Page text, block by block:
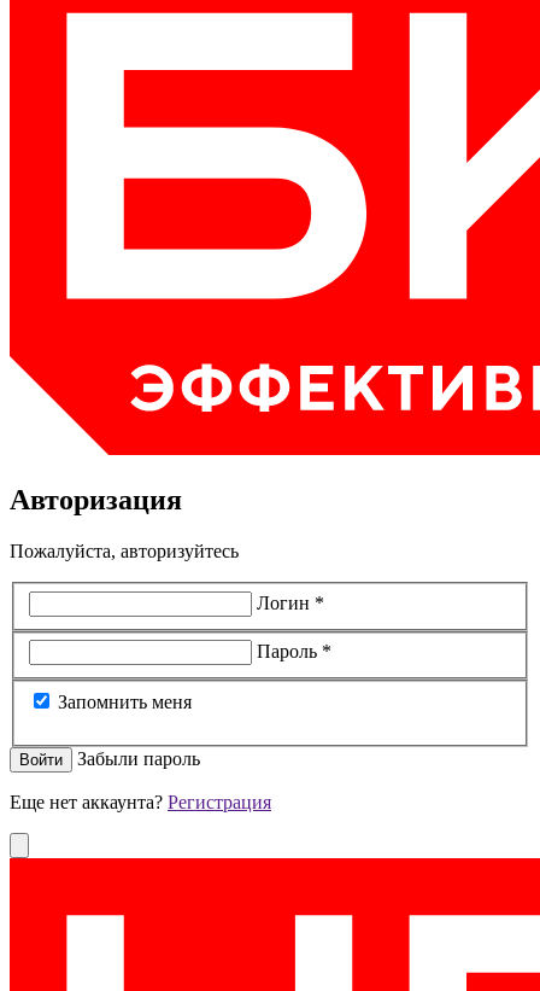
Авторизация
Пожалуйста, авторизуйтесь
Логин *
Пароль *
Запомнить меня
Забыли пароль
Еще нет аккаунта? Регистрация